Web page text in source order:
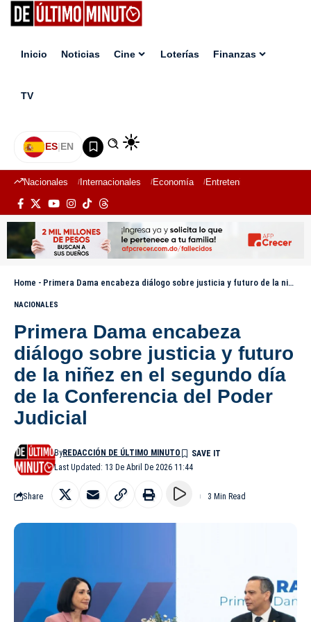
Inicio Noticias Cine Loterías Finanzas
TV
ES|EN
Nacionales Internacionales Economía Entretenimiento
Home - Primera Dama encabeza diálogo sobre justicia y futuro de la niñez en el segundo día de la Conferencia del Poder Judicial
NACIONALES
Primera Dama encabeza
diálogo sobre justicia y futuro
de la niñez en el segundo día
de la Conferencia del Poder
Judicial
Last Updated: 13 De Abril De 2026 11:44
ByREDACCIÓN DE ÚLTIMO MINUTO
Share 3 Min Read